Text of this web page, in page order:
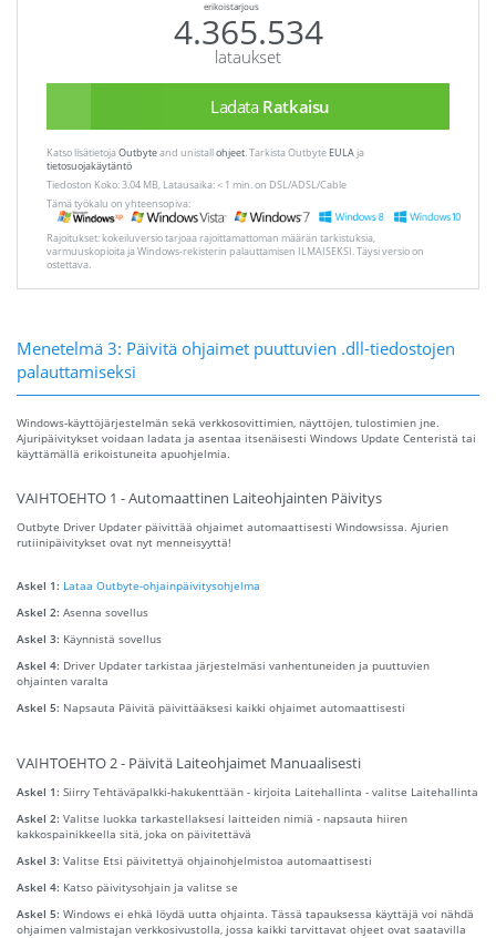
erikoistarjous
4.365.534
lataukset
Ladata Ratkaisu
Katso lisätietojaOutbyteand unistallohjeet. Tarkista Outbyte EULAja
tietosuojakäytäntö
Tiedoston Koko: 3.04 MB, Latausaika: < 1 min. on DSL/ADSL/Cable
Tämä työkalu on yhteensopiva:
Rajoitukset: kokeiluversio tarjoaa rajoittamattoman määrän tarkistuksia,
varmuuskopioita ja Windows-rekisterin palauttamisen ILMAISEKSI. Täysi versio on
ostettava.
Menetelmä 3: Päivitä ohjaimet puuttuvien .dll-tiedostojen
palauttamiseksi
Windows-käyttöjärjestelmän sekä verkkosovittimien, näyttöjen, tulostimien jne.
Ajuripäivitykset voidaan ladata ja asentaa itsenäisesti Windows Update Centeristä tai
käyttämällä erikoistuneita apuohjelmia.
VAIHTOEHTO 1 - Automaattinen Laiteohjainten Päivitys
Outbyte Driver Updater päivittää ohjaimet automaattisesti Windowsissa. Ajurien
rutiinipäivitykset ovat nyt menneisyyttä!
Askel 1: Lataa Outbyte-ohjainpäivitysohjelma
Askel 2: Asenna sovellus
Askel 3: Käynnistä sovellus
Askel 4: Driver Updater tarkistaa järjestelmäsi vanhentuneiden ja puuttuvien
ohjainten varalta
Askel 5: Napsauta Päivitä päivittääksesi kaikki ohjaimet automaattisesti
VAIHTOEHTO 2 - Päivitä Laiteohjaimet Manuaalisesti
Askel 1: Siirry Tehtäväpalkki-hakukenttään - kirjoita Laitehallinta - valitse Laitehallinta
Askel 2: Valitse luokka tarkastellaksesi laitteiden nimiä - napsauta hiiren
kakkospainikkeella sitä, joka on päivitettävä
Askel 3: Valitse Etsi päivitettyä ohjainohjelmistoa automaattisesti
Askel 4: Katso päivitysohjain ja valitse se
Askel 5: Windows ei ehkä löydä uutta ohjainta. Tässä tapauksessa käyttäjä voi nähdä
ohjaimen valmistajan verkkosivustolla, jossa kaikki tarvittavat ohjeet ovat saatavilla